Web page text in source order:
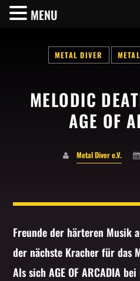
SHARE
METAL DIVER
MELODIC
AGE OF
Metal Diver e.V.
Freunde der härteren Musik
der nächste Kracher für das
Als sich AGE OF ARCADIA
MENU